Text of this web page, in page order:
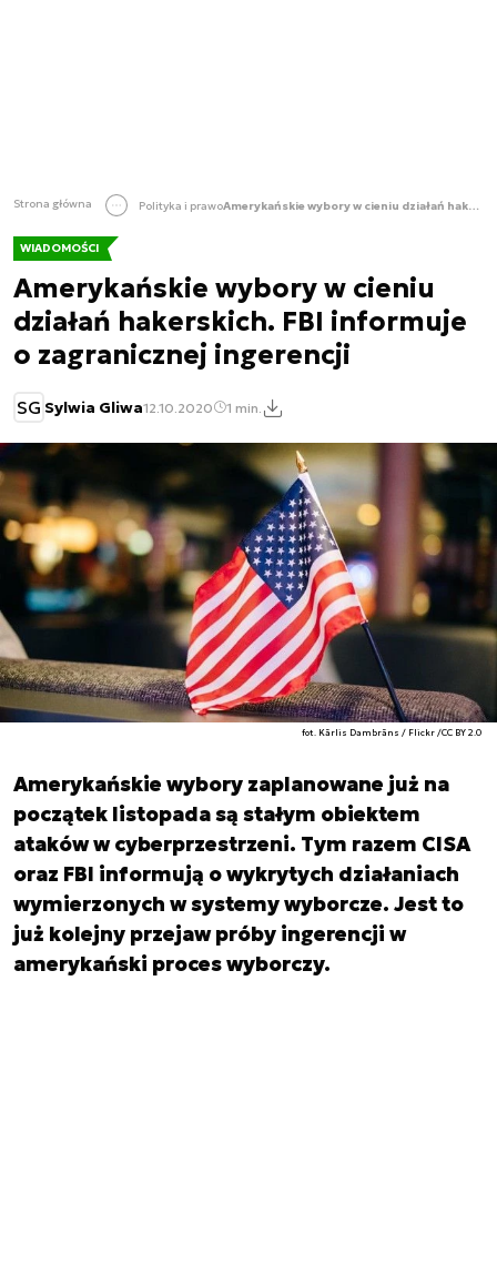
Strona główna Polityka i prawo Amerykańskie wybory w cieniu działań hakerskich. FBI informuje o zagranicznej ingerencji
WIADOMOŚCI
Amerykańskie wybory w cieniu
działań hakerskich. FBI informuje
o zagranicznej ingerencji
SG Sylwia Gliwa12.10.2020 1 min.
fot. Kārlis Dambrāns / Flickr /CC BY 2.0
Amerykańskie wybory zaplanowane już na
początek listopada są stałym obiektem
ataków w cyberprzestrzeni. Tym razem CISA
oraz FBI informują o wykrytych działaniach
wymierzonych w systemy wyborcze. Jest to
już kolejny przejaw próby ingerencji w
amerykański proces wyborczy.